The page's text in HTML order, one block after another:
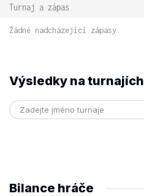
Turnaj a zápas
Žádné nadcházející zápasy.
Výsledky na turnajích
Bilance hráče